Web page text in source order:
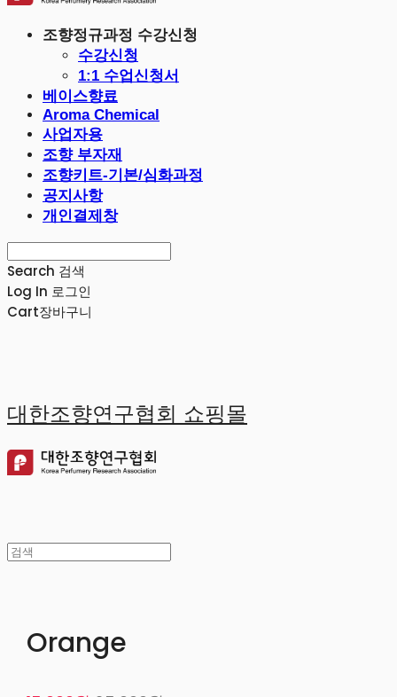
조향정규과정 수강신청
수강신청
1:1 수업신청서
베이스향료
Aroma Chemical
사업자용
조향 부자재
조향키트-기본/심화과정
공지사항
개인결제창
Search 검색
Log In 로그인
Cart장바구니
대한조향연구협회 쇼핑몰
Orange